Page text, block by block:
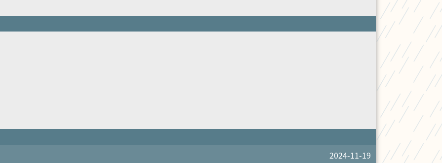
2024-11-19